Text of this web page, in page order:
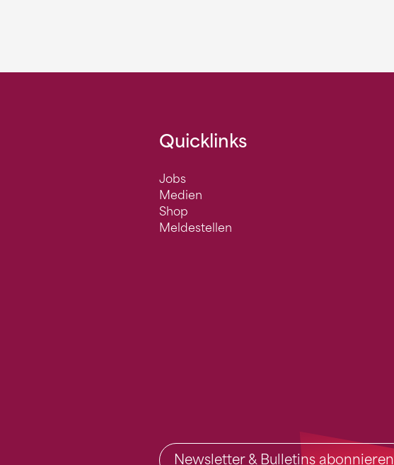
Quicklinks
Jobs
Medien
Shop
Meldestellen
Newsletter & Bulletins abonnieren